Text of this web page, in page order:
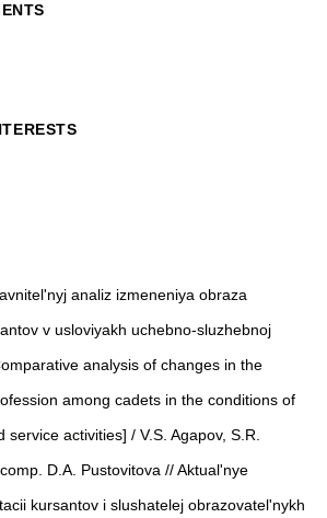
analiz izmeneniya obraza
v usloviyakh uchebno-sluzhebnoj
analysis of changes in the
among cadets in the conditions of
service activities] / V.S. Agapov, S.R.
D.A. Pustovitova // Aktual'nye
kursantov i slushatelej obrazovatel'nykh